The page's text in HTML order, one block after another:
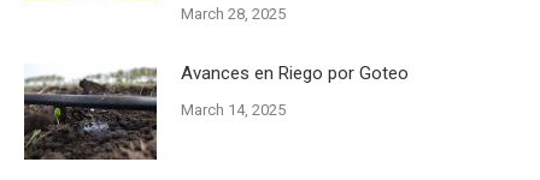
March 28, 2025
Avances en Riego por Goteo
March 14, 2025